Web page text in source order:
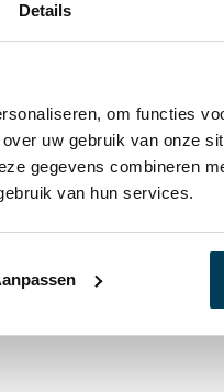
Details
om functies
uw gebruik van onze
gegevens combineren
van hun services.